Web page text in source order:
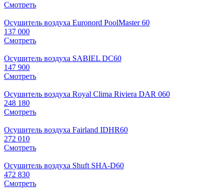
Смотреть
Осушитель воздуха Euronord PoolMaster 60
137 000
Смотреть
Осушитель воздуха SABIEL DC60
147 900
Смотреть
Осушитель воздуха Royal Clima Riviera DAR 060
248 180
Смотреть
Осушитель воздуха Fairland IDHR60
272 010
Смотреть
Осушитель воздуха Shuft SHA-D60
472 830
Смотреть